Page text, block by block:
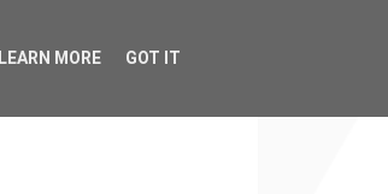
LEARN MORE GOT IT